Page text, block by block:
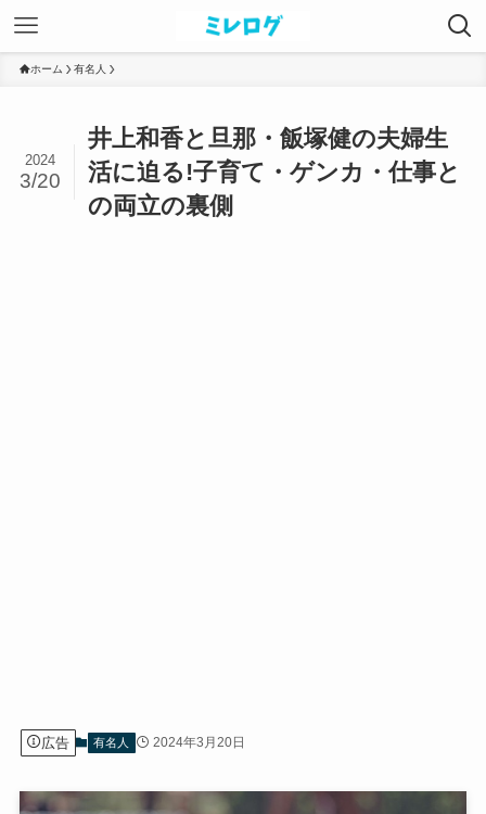
ホーム 有名人
井上和香と旦那・飯塚健の夫婦生
活に迫る!子育て・ゲンカ・仕事と
の両立の裏側
2024
3/20
広告 有名人 2024年3月20日